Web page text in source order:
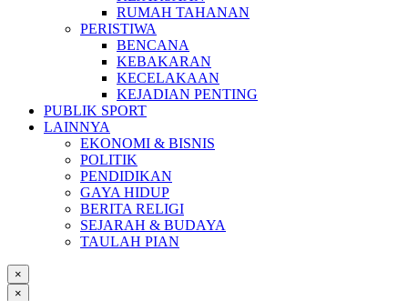
RUMAH TAHANAN
PERISTIWA
BENCANA
KEBAKARAN
KECELAKAAN
KEJADIAN PENTING
PUBLIK SPORT
LAINNYA
EKONOMI & BISNIS
POLITIK
PENDIDIKAN
GAYA HIDUP
BERITA RELIGI
SEJARAH & BUDAYA
TAULAH PIAN
×
×